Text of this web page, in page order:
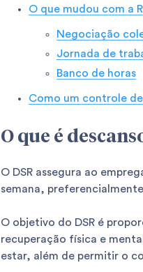
O que mudou com a
Negociação
Jornada de
Banco de horas
Como um controle
O que é
O DSR assegura ao
semana,
O objetivo do DSR é
recuperação física e
estar, além de permitir o